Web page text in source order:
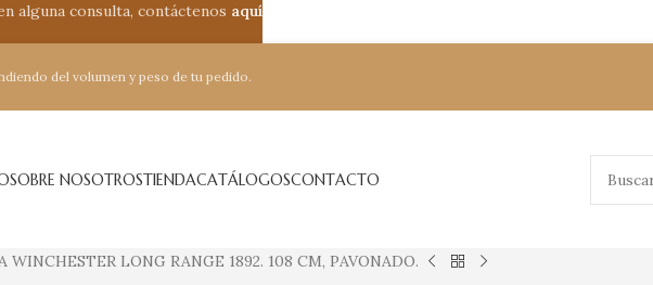
del volumen y peso de tu pedido.
SOBRE NOSOTROSTIENDACATÁLOGOSCONTACTO
WINCHESTER LONG RANGE 1892. 108 CM, PAVONADO.
alguna consulta, contáctenos aquí